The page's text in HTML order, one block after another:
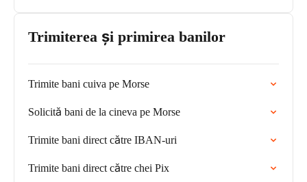
Trimiterea și primirea banilor
Trimite bani cuiva pe Morse
Solicită bani de la cineva pe Morse
Trimite bani direct către IBAN-uri
Trimite bani direct către chei Pix